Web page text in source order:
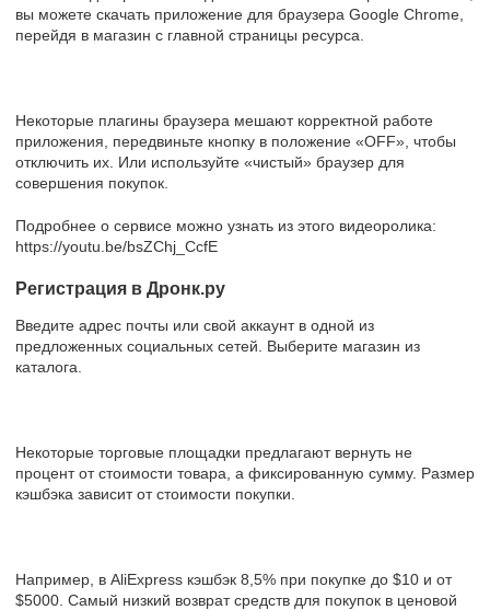
вы можете скачать приложение для браузера Google Chrome,
перейдя в магазин с главной страницы ресурса.
Некоторые плагины браузера мешают корректной работе
приложения, передвиньте кнопку в положение «OFF», чтобы
отключить их. Или используйте «чистый» браузер для
совершения покупок.
Подробнее о сервисе можно узнать из этого видеоролика:
https://youtu.be/bsZChj_CcfE
Регистрация в Дронк.ру
Введите адрес почты или свой аккаунт в одной из
предложенных социальных сетей. Выберите магазин из
каталога.
Некоторые торговые площадки предлагают вернуть не
процент от стоимости товара, а фиксированную сумму. Размер
кэшбэка зависит от стоимости покупки.
Например, в AliExpress кэшбэк 8,5% при покупке до $10 и от
$5000. Самый низкий возврат средств для покупок в ценовой